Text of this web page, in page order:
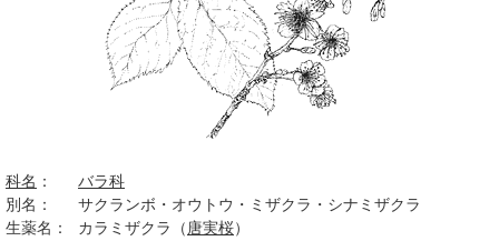
科名 ：
バラ科
別名：
サクランボ・オウトウ・ミザクラ・シナミザクラ
生薬名：
カラミザクラ（ 唐実桜）